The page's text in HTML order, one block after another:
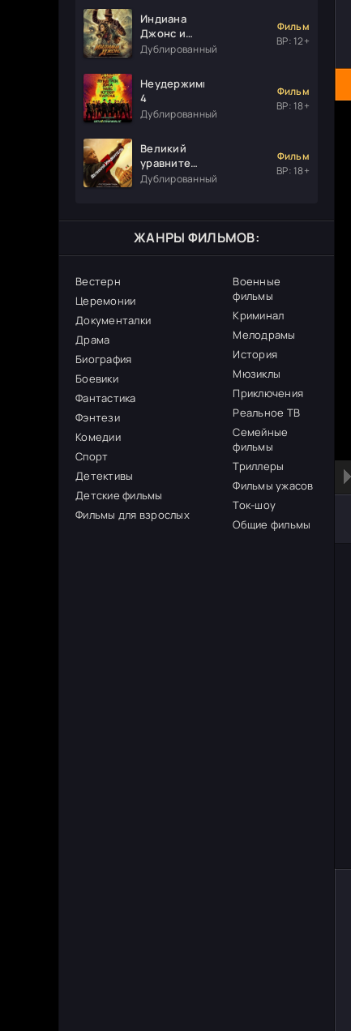
Индиана
Джонс и
колесо
Дублированный
Фильм
ВР: 12+
Неудержимые
4
Дублированный
Фильм
ВР: 18+
Великий
уравнитель
3
Дублированный
Фильм
ВР: 18+
ЖАНРЫ ФИЛЬМОВ:
Вестерн
Церемонии
Документалки
Драма
Биография
Боевики
Фантастика
Фэнтези
Комедии
Спорт
Детективы
Детские фильмы
Фильмы для взрослых
Военные
фильмы
Криминал
Мелодрамы
История
Мюзиклы
Приключения
Реальное ТВ
Семейные
фильмы
Триллеры
Фильмы ужасов
Ток-шоу
Общие фильмы